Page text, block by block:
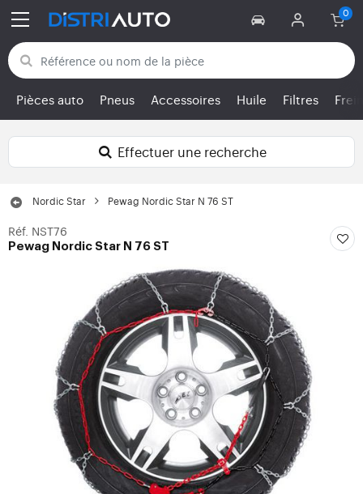
Retour aux catégories
Pièces auto Pneus Accessoires Huile Filtres
Effectuer une recherche
Nordic Star Pewag Nordic Star N 76 ST
Réf. NST76
Pewag Nordic Star N 76 ST